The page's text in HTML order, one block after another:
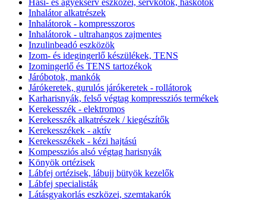
Inhalátor alkatrészek
Inhalátorok - kompresszoros
Inhalátorok - ultrahangos zajmentes
Inzulinbeadó eszközök
Izom- és idegingerlő készülékek, TENS
Izomingerlő és TENS tartozékok
Járóbotok, mankók
Járókeretek, gurulós járókeretek - rollátorok
Karharisnyák, felső végtag kompressziós termékek
Kerekesszék - elektromos
Kerekesszék alkatrészek / kiegészítők
Kerekesszékek - aktív
Kerekesszékek - kézi hajtású
Kompessziós alsó végtag harisnyák
Könyök ortézisek
Lábfej ortézisek, lábujj bütyök kezelők
Lábfej specialisták
Látásgyakorlás eszközei, szemtakarók